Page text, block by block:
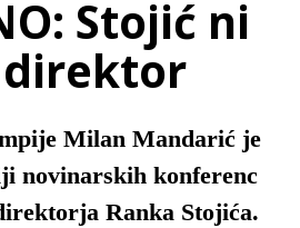
Stojić ni
Milan Mandarić je
novinarskih konferenc
Ranka Stojića.